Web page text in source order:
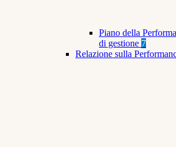
Piano della
di gestione 7
Relazione sulla